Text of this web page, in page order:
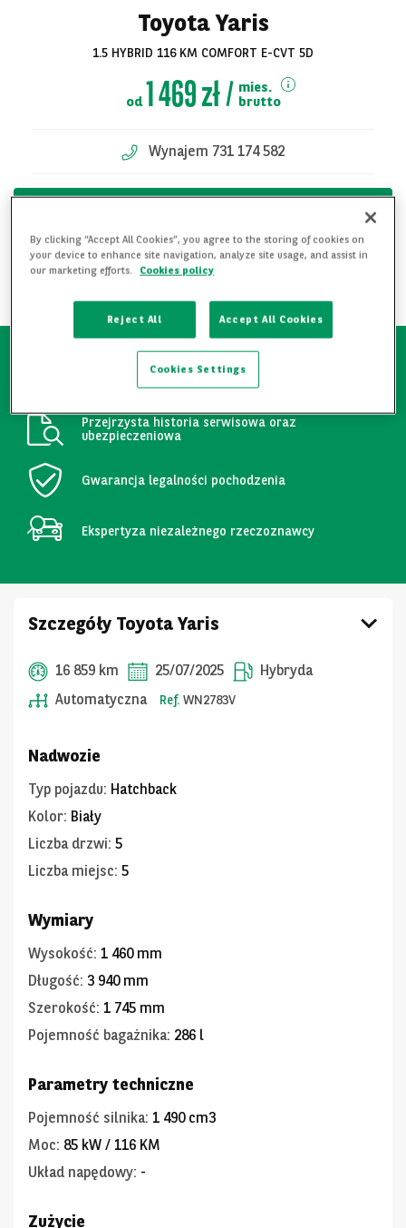
wszystkie zdjęcia
Toyota Yaris
1.5 HYBRID 116 KM COMFORT E-CVT 5D
od1 469 zł
mies.
brutto
Wynajem 731 174 582
DODAJ DO ULUBIONYCH
Pierwszy właściciel
Przejrzysta historia serwisowa oraz
ubezpieczeniowa
Gwarancja legalności pochodzenia
Ekspertyza niezależnego rzeczoznawcy
Szczegóły Toyota Yaris
16 859 km 25/07/2025
Hybryda
Automatyczna
Ref. WN2783V
Nadwozie
Typ pojazdu: Hatchback
Kolor: Biały
Liczba drzwi: 5
Liczba miejsc: 5
Wymiary
Wysokość: 1 460 mm
Długość: 3 940 mm
Szerokość: 1 745 mm
Pojemność bagażnika: 286 l
Parametry techniczne
Pojemność silnika: 1 490 cm3
Moc: 85 kW / 116 KM
Układ napędowy: -
Zużycie
By clicking “Accept All Cookies”, you agree to the storing of cookies on
your device to enhance site navigation, analyze site usage, and assist in
our marketing efforts.
Cookies policy
Reject All Accept All Cookies
Cookies Settings